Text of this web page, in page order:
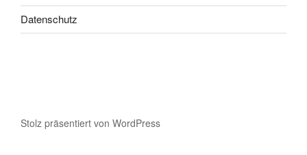
Datenschutz
Stolz präsentiert von WordPress